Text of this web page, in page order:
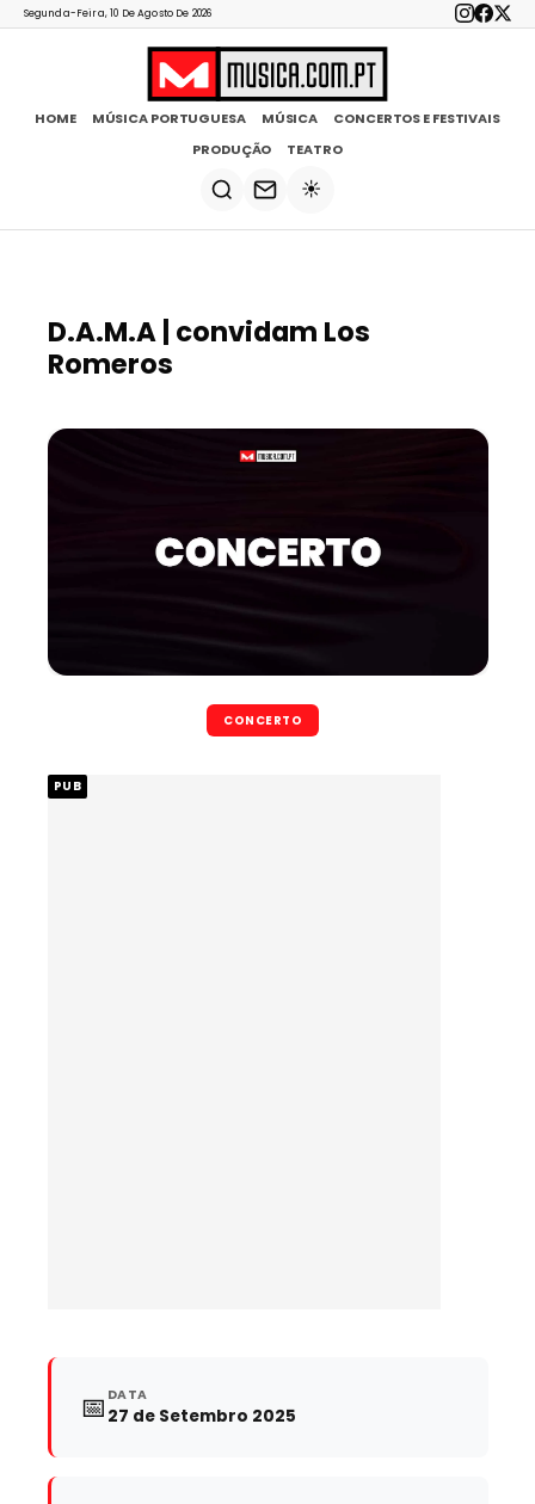
Segunda-Feira, 10 De Agosto De 2026
HOME MÚSICA PORTUGUESA MÚSICA
CONCERTOS E FESTIVAIS
PRODUÇÃO
TEATRO
☀️
D.A.M.A | convidam Los
Romeros
CONCERTO
PUB
📅 DATA
27 de Setembro 2025